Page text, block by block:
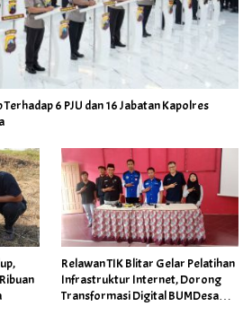
6 PJU dan 16 Jabatan Kapolres
Relawan TIK Blitar Gelar Pelatihan
Infrastruktur Internet, Dorong
Transformasi Digital BUMDesa